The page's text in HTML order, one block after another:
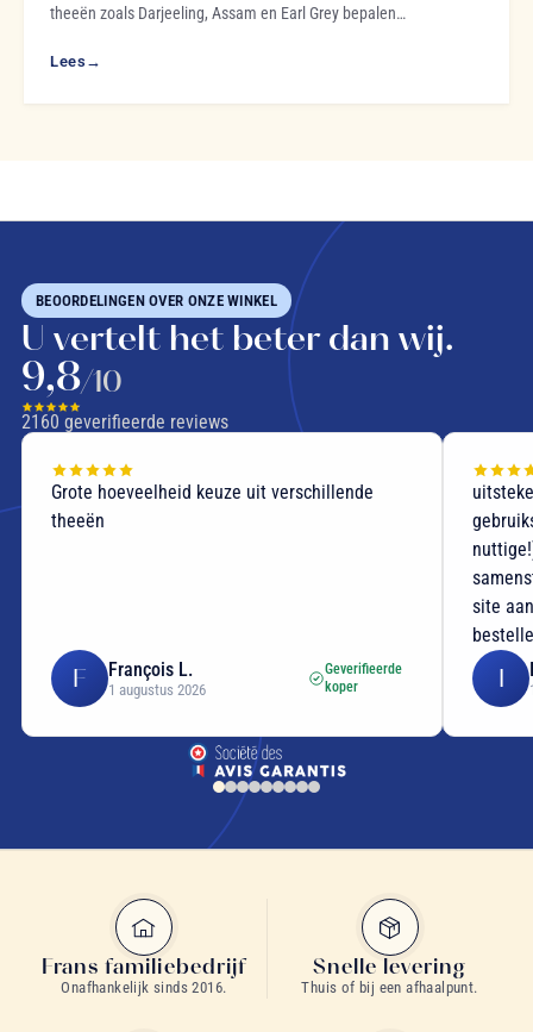
theeën zoals Darjeeling, Assam en Earl Grey bepalen…
Lees →
BEOORDELINGEN OVER ONZE WINKEL
U vertelt het beter dan wij.
9,8/10
2160 geverifieerde reviews
Grote hoeveelheid keuze uit verschillende
theeën
F François L.
1 augustus 2026
Geverifieerde
koper
site
I
Frans familiebedrijf
Onafhankelijk sinds 2016.
Snelle levering
Thuis of bij een afhaalpunt.